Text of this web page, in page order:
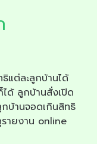
แต่ละลูกบ้านได้
ได้ ลูกบ้านสั่งเปิด
บ้านจอดเกินสิทธิ
รายงาน online